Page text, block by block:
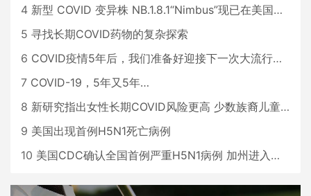
4 新型 COVID 变异株 NB.1.8.1“Nimbus”现已在美国占据主导地位
5 寻找长期COVID药物的复杂探索
6 COVID疫情5年后，我们准备好迎接下一次大流行了吗？
7 COVID-19，5年又5年…
8 新研究指出女性长期COVID风险更高 少数族裔儿童存在差异
9 美国出现首例H5N1死亡病例
10 美国CDC确认全国首例严重H5N1病例 加州进入紧急状态